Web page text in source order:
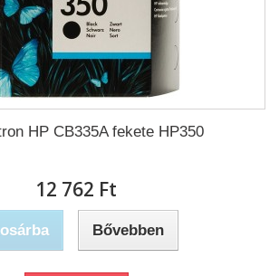
HP CB335A fekete HP350
12 762 Ft‎
Bővebben